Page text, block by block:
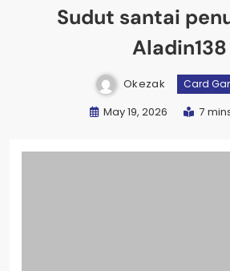
Sudut santai
Aladin138
Okezak Card
May 19, 2026 7